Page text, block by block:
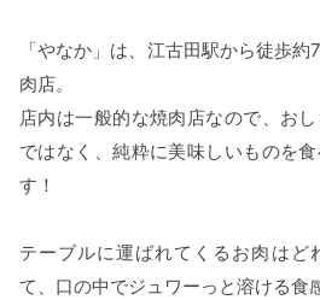
「やなか」は、江古田駅から徒歩
肉店。
店内は一般的な焼肉店なので、お
ではなく、純粋に美味しいものを
す！
テーブルに運ばれてくるお肉はど
て、口の中でジュワーっと溶ける食